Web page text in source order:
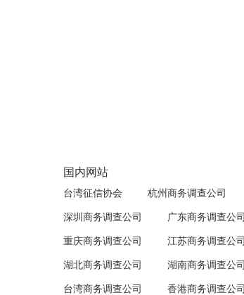
国内网站
台湾征信协会 杭州商务调查公司
深圳商务调查公司 广东商务调查公司
重庆商务调查公司 江苏商务调查公司
湖北商务调查公司 湖南商务调查公司
台湾商务调查公司 香港商务调查公司